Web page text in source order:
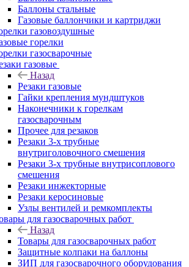
Баллоны стальные
Газовые баллончики и картриджи
газовоздушные
горелки
газосварочные
газовые
Назад
Резаки газовые
Гайки крепления мундштуков
Наконечники к горелкам
газосварочным
Прочее для резаков
Резаки 3-х трубные
внутриголовочного смешения
Резаки 3-х трубные внутрисоплового
смешения
Резаки инжекторные
Резаки керосиновые
Узлы вентилей и ремкомплекты
для газосварочных работ
Назад
Товары для газосварочных работ
Защитные колпаки на баллоны
ЗИП для газосварочного оборудования